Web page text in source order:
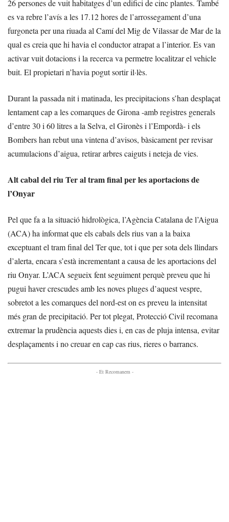
26 persones de vuit habitatges d’un edifici de cinc plantes. També
es va rebre l’avís a les 17.12 hores de l’arrossegament d’una
furgoneta per una riuada al Camí del Mig de Vilassar de Mar de la
qual es creia que hi havia el conductor atrapat a l’interior. Es van
activar vuit dotacions i la recerca va permetre localitzar el vehicle
buit. El propietari n’havia pogut sortir il·lès.
Durant la passada nit i matinada, les precipitacions s’han desplaçat
lentament cap a les comarques de Girona -amb registres generals
d’entre 30 i 60 litres a la Selva, el Gironès i l’Empordà- i els
Bombers han rebut una vintena d’avisos, bàsicament per revisar
acumulacions d’aigua, retirar arbres caiguts i neteja de vies.
Alt cabal del riu Ter al tram final per les aportacions de
l’Onyar
Pel que fa a la situació hidrològica, l’Agència Catalana de l’Aigua
(ACA) ha informat que els cabals dels rius van a la baixa
exceptuant el tram final del Ter que, tot i que per sota dels llindars
d’alerta, encara s’està incrementant a causa de les aportacions del
riu Onyar. L’ACA segueix fent seguiment perquè preveu que hi
pugui haver crescudes amb les noves pluges d’aquest vespre,
sobretot a les comarques del nord-est on es preveu la intensitat
més gran de precipitació. Per tot plegat, Protecció Civil recomana
extremar la prudència aquests dies i, en cas de pluja intensa, evitar
desplaçaments i no creuar en cap cas rius, rieres o barrancs.
- Et Recomanem -